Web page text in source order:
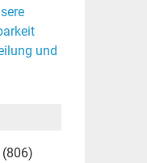
und
(806)